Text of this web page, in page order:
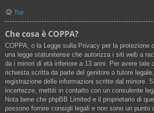
Top
Che cosa è COPPA?
COPPA, o la Legge sulla Privacy per la protezione
una legge statunitense che autorizza i siti web a
da i minori di età inferiore a 13 anni. Per avere tale
richiesta scritta da parte del genitore o tutore
registrazione delle informazioni scritte dal minore.
incertezze, mettiti in contatto con un consulente
Nota bene che phpBB Limited e il proprietario di
possono fornire consigli legali e non sono un punto